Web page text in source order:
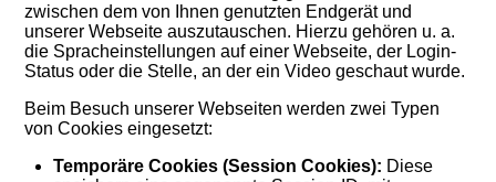
zwischen dem von Ihnen genutzten Endgerät und
unserer Webseite auszutauschen. Hierzu gehören u. a.
die Spracheinstellungen auf einer Webseite, der Login-
Status oder die Stelle, an der ein Video geschaut wurde.
Beim Besuch unserer Webseiten werden zwei Typen
von Cookies eingesetzt:
Temporäre Cookies (Session Cookies): Diese